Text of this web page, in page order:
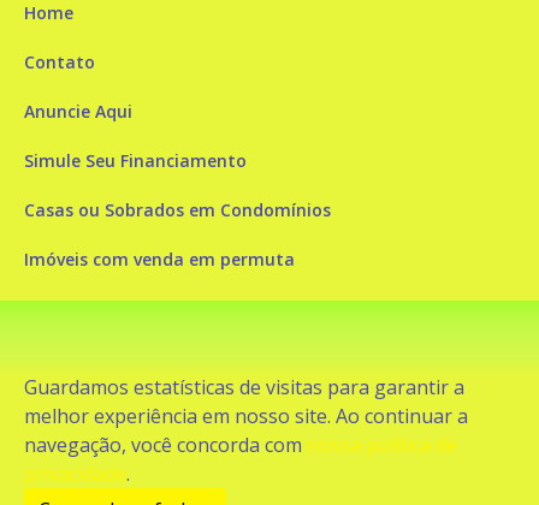
Guardamos estatísticas de visitas para garantir a
melhor experiência em nosso site. Ao continuar a
navegação, você concorda com nossa política de
privacidade.
Home
Contato
Anuncie Aqui
Simule Seu Financiamento
Casas ou Sobrados em Condomínios
Imóveis com venda em permuta
Imóveis com Vista para o Mar
Casa com piscina
Apartamento com piscina